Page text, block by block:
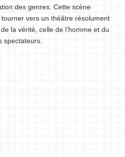
des genres. Cette scène
vers un théâtre résolument
la vérité, celle de l’homme et du
spectateurs.